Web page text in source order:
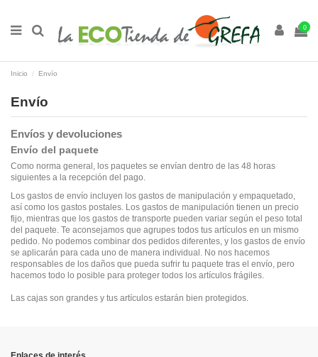
0
Inicio Envío
Envío
Envíos y devoluciones
Envío del paquete
Como norma general, los paquetes se envían dentro de las 48 horas
siguientes a la recepción del pago.
Los gastos de envío incluyen los gastos de manipulación y empaquetado,
así como los gastos postales. Los gastos de manipulación tienen un precio
fijo, mientras que los gastos de transporte pueden variar según el peso total
del paquete. Te aconsejamos que agrupes todos tus artículos en un mismo
pedido. No podemos combinar dos pedidos diferentes, y los gastos de envío
se aplicarán para cada uno de manera individual. No nos hacemos
responsables de los daños que pueda sufrir tu paquete tras el envío, pero
hacemos todo lo posible para proteger todos los artículos frágiles.
Las cajas son grandes y tus artículos estarán bien protegidos.